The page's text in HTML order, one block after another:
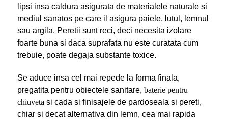
lipsi insa caldura asigurata de materialele naturale si
mediul sanatos pe care il asigura paiele, lutul, lemnul
sau argila. Peretii sunt reci, deci necesita izolare
foarte buna si daca suprafata nu este curatata cum
trebuie, poate degaja substante toxice.
Se aduce insa cel mai repede la forma finala,
pregatita pentru obiectele sanitare, baterie pentru
chiuveta si cada si finisajele de pardoseala si pereti,
chiar si decat alternativa din lemn, cea mai rapida